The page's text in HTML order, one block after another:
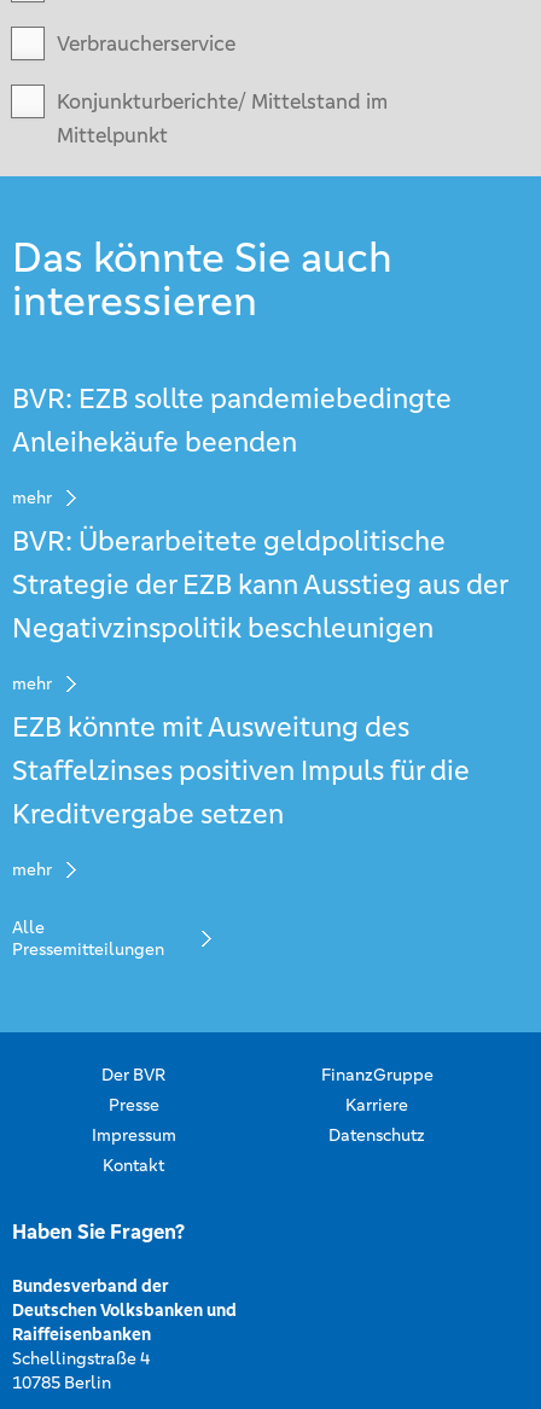
Verbraucherservice
Konjunkturberichte/ Mittelstand im
Mittelpunkt
Das könnte Sie auch
interessieren
BVR: EZB sollte pandemiebedingte
Anleihekäufe beenden
mehr
BVR: Überarbeitete geldpolitische
Strategie der EZB kann Ausstieg aus der
Negativzinspolitik beschleunigen
mehr
EZB könnte mit Ausweitung des
Staffelzinses positiven Impuls für die
Kreditvergabe setzen
mehr
Alle
Pressemitteilungen
Der BVR
FinanzGruppe
Presse
Karriere
Impressum
Datenschutz
Kontakt
Haben Sie Fragen?
Bundesverband der
Deutschen Volksbanken und
Raiffeisenbanken
Schellingstraße 4
10785 Berlin